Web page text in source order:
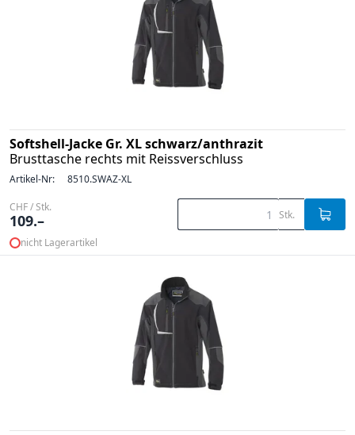
Softshell-Jacke Gr. XL schwarz/anthrazit
Brusttasche rechts mit Reissverschluss
Artikel-Nr: 8510.SWAZ-XL
CHF / Stk.
109.– Stk.
nicht Lagerartikel